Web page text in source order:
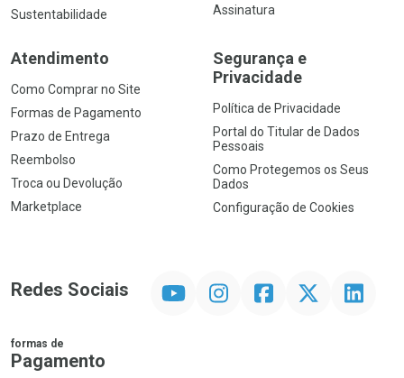
Sustentabilidade
Assinatura
Atendimento
Como Comprar no Site
Formas de Pagamento
Prazo de Entrega
Reembolso
Troca ou Devolução
Marketplace
Segurança e
Privacidade
Política de Privacidade
Portal do Titular de Dados
Pessoais
Como Protegemos os Seus
Dados
Configuração de Cookies
Redes Sociais InstagramFacebookTwitter Linkedin
formas de
Pagamento